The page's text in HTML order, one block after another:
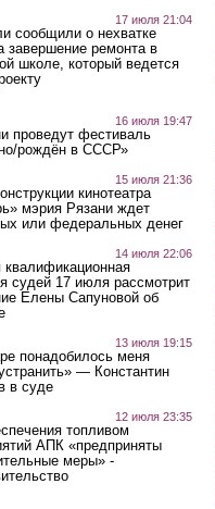
17 июля 21:04
сообщили о нехватке
завершение ремонта в
школе, который ведется
16 июля 19:47
проведут фестиваль
рождён в СССР»
15 июля 21:36
кинотеатра
мэрия Рязани ждет
или федеральных денег
14 июля 22:06
судей 17 июля рассмотрит
Елены Сапуновой об
13 июля 19:15
понадобилось меня
— Константин
в суде
12 июля 23:35
топливом
АПК «предприняты
меры» -